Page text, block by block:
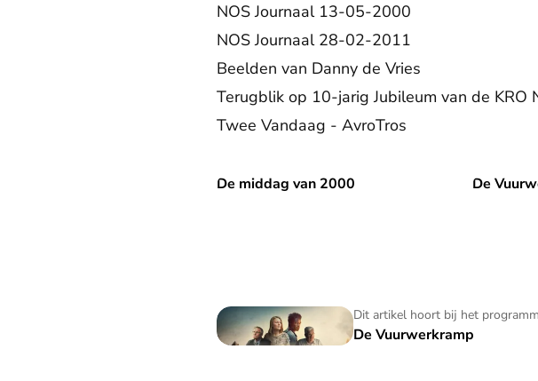
NOS Journaal 13-05-2000
NOS Journaal 28-02-2011
Beelden van Danny de Vries
Terugblik op 10-jarig Jubileum van de KRO
Twee Vandaag - AvroTros
De middag van 2000
De middag van 2000 De
De
Dit artikel hoort bij het
De Vuurwerkramp
De Vuurwerkramp